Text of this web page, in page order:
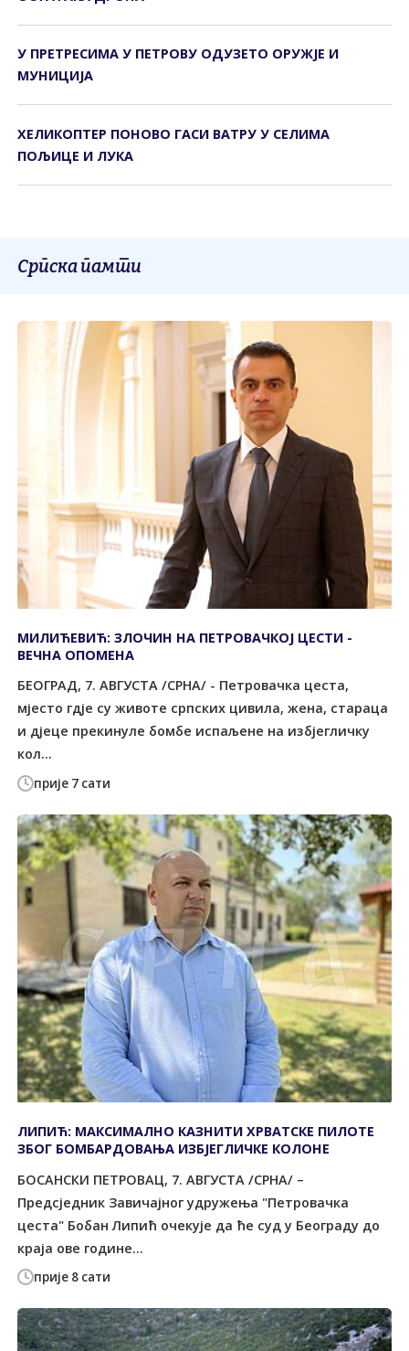
У ПРЕТРЕСИМА У ПЕТРОВУ ОДУЗЕТО ОРУЖЈЕ И
МУНИЦИЈА
ХЕЛИКОПТЕР ПОНОВО ГАСИ ВАТРУ У СЕЛИМА
ПОЉИЦЕ И ЛУКА
Српска памти
прије 7 сати
МИЛИЋЕВИЋ: ЗЛОЧИН НА ПЕТРОВАЧКОЈ ЦЕСТИ -
ВЕЧНА ОПОМЕНА
БЕОГРАД, 7. АВГУСТА /СРНА/ - Петровачка цеста,
мјесто гдје су животе српских цивила, жена, стараца
и дјеце прекинуле бомбе испаљене на избјегличку
кол...
прије 8 сати
ЛИПИЋ: МАКСИМАЛНО КАЗНИТИ ХРВАТСКЕ ПИЛОТЕ
ЗБОГ БОМБАРДОВАЊА ИЗБЈЕГЛИЧКЕ КОЛОНЕ
БОСАНСКИ ПЕТРОВАЦ, 7. АВГУСТА /СРНА/ –
Предсједник Завичајног удружења "Петровачка
цеста" Бобан Липић очекује да ће суд у Београду до
краја ове године...